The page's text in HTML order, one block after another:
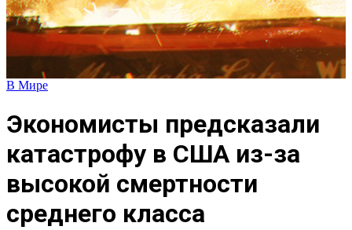
В Мире
Экономисты предсказали
катастрофу в США из-за
высокой смертности
среднего класса